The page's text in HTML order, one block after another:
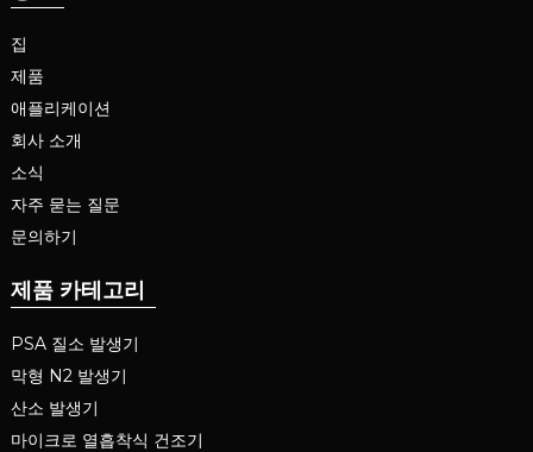
집
제품
애플리케이션
회사 소개
소식
자주 묻는 질문
문의하기
제품 카테고리
PSA 질소 발생기
막형 N2 발생기
산소 발생기
마이크로 열흡착식 건조기